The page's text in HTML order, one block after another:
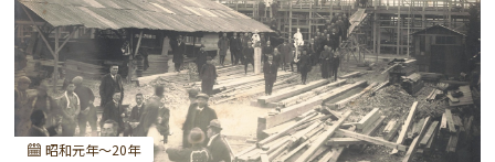
昭和元年～20年